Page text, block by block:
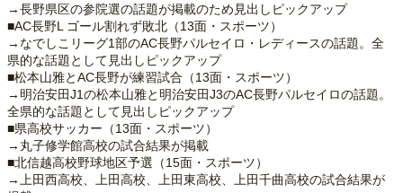
→長野県区の参院選の話題が掲載のため見出しピックアップ
■AC長野L ゴール割れず敗北（13面・スポーツ）
→なでしこリーグ1部のAC長野パルセイロ・レディースの話題。全
県的な話題として見出しピックアップ
■松本山雅とAC長野が練習試合（13面・スポーツ）
→明治安田J1の松本山雅と明治安田J3のAC長野パルセイロの話題。
全県的な話題として見出しピックアップ
■県高校サッカー（13面・スポーツ）
→丸子修学館高校の試合結果が掲載
■北信越高校野球地区予選（15面・スポーツ）
→上田西高校、上田高校、上田東高校、上田千曲高校の試合結果が